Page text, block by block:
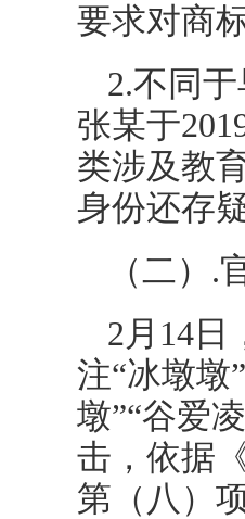
要求对商
2.不同
张某于
类涉及教
身份还存
（二）.
2月14日
注“冰墩墩
墩”“谷爱
击，依据
第（八）